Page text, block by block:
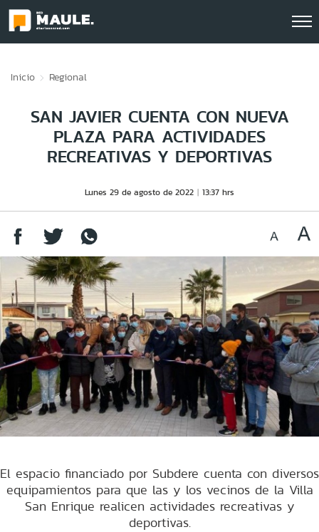
Inicio Regional
SAN JAVIER CUENTA CON NUEVA
PLAZA PARA ACTIVIDADES
RECREATIVAS Y DEPORTIVAS
Lunes 29 de agosto de 2022 13:37 hrs
El espacio financiado por Subdere cuenta con diversos
equipamientos para que las y los vecinos de la Villa
San Enrique realicen actividades recreativas y
deportivas.